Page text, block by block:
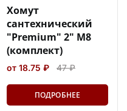
Хомут
сантехнический
"Premium" 2" М8
(комплект)
от 18.75 ₽ 47 ₽
ПОДРОБНЕЕ